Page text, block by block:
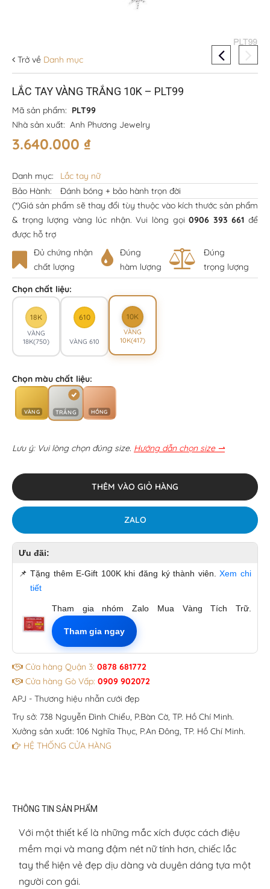
Trở về Danh mục
LẮC TAY VÀNG TRẮNG 10K – PLT99
Mã sản phẩm: PLT99
Nhà sản xuất: Anh Phương Jewelry
3.640.000 ₫
Danh mục:
Lắc tay nữ
Bảo Hành:
Đánh bóng + bảo hành trọn đời
(*)Giá sản phẩm sẽ thay đổi tùy thuộc vào kích thước sản phẩm
& trọng lượng vàng lúc nhận. Vui lòng gọi0906 393 661 để
được hỗ trợ
Đủ chứng nhận
chất lượng
Đúng
hàm lượng
Đúng
trọng lượng
Chọn chất liệu:
18K
VÀNG
18K(750)
610
VÀNG 610
10K
VÀNG
10K(417)
Chọn màu chất liệu:
VÀNG TRẮNG HỒNG
Lưu ý: Vui lòng chọn đúng size. Hướng dẫn chọn size ⇀
THÊM VÀO GIỎ HÀNG
ZALO
Ưu đãi:
📌 Tặng thêm E-Gift 100K khi đăng ký thành viên.Xem chi
tiết
Tham gia nhóm Zalo Mua Vàng Tích Trữ.
Tham gia ngay
Cửa hàng Quận 3: 0878 681772
Cửa hàng Gò Vấp: 0909 902072
APJ - Thương hiệu nhẫn cưới đẹp
Trụ sở: 738 Nguyễn Đình Chiểu, P.Bàn Cờ, TP. Hồ Chí Minh.
Xưởng sản xuất: 106 Nghĩa Thục, P.An Đông, TP. Hồ Chí Minh.
HỆ THỐNG CỬA HÀNG
THÔNG TIN SẢN PHẨM
Với một thiết kế là những mắc xích được cách điệu
mềm mại và mang đậm nét nữ tính hơn, chiếc lắc
tay thể hiện vẻ đẹp dịu dàng và duyên dáng tựa một
người con gái.